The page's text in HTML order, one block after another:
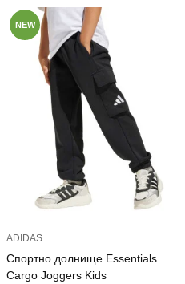
NEW
ADIDAS
Спортно долнище Essentials
Cargo Joggers Kids